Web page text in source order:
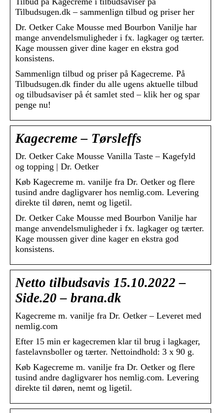
Tilbudsugen.dk – sammenlign tilbud og priser her
Dr. Oetker Cake Mousse med Bourbon Vanilje har
mange anvendelsmuligheder i fx. lagkager og tærter.
Kage moussen giver dine kager en ekstra god
konsistens.
Sammenlign tilbud og priser på Kagecreme. På
Tilbudsugen.dk finder du alle ugens aktuelle tilbud
og tilbudsaviser på ét samlet sted – klik her og spar
penge nu!
Kagecreme – Tørsleffs
Dr. Oetker Cake Mousse Vanilla Taste – Kagefyld
og topping | Dr. Oetker
Køb Kagecreme m. vanilje fra Dr. Oetker og flere
tusind andre dagligvarer hos nemlig.com. Levering
direkte til døren, nemt og ligetil.
Dr. Oetker Cake Mousse med Bourbon Vanilje har
mange anvendelsmuligheder i fx. lagkager og tærter.
Kage moussen giver dine kager en ekstra god
konsistens.
Netto tilbudsavis 15.10.2022 –
Side.20 – brana.dk
Kagecreme m. vanilje fra Dr. Oetker – Leveret med
nemlig.com
Efter 15 min er kagecremen klar til brug i lagkager,
fastelavnsboller og tærter. Nettoindhold: 3 x 90 g.
Køb Kagecreme m. vanilje fra Dr. Oetker og flere
tusind andre dagligvarer hos nemlig.com. Levering
direkte til døren, nemt og ligetil.